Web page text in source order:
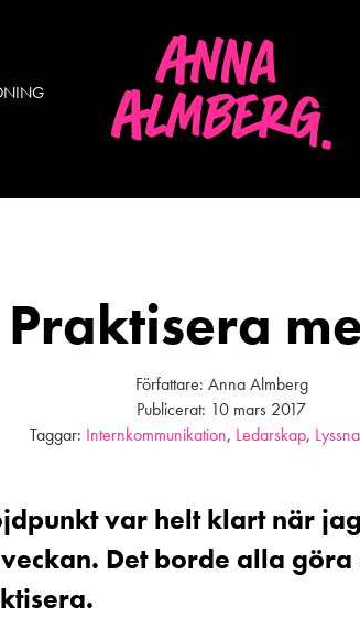
Praktisera
Författare: Anna Almberg
Publicerat: 10 mars 2017
Taggar: Internkommunikation, Ledarskap, Lyssna
var helt klart när
Det borde alla